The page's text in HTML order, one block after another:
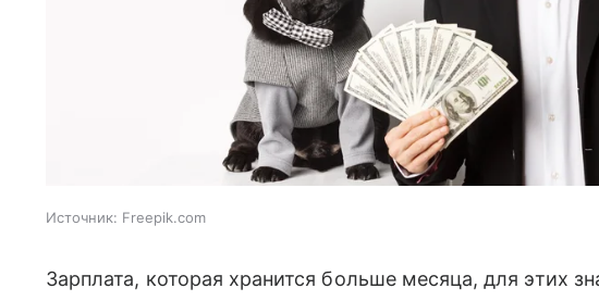
Источник: Freepik.com
Зарплата, которая хранится больше месяца, для этих